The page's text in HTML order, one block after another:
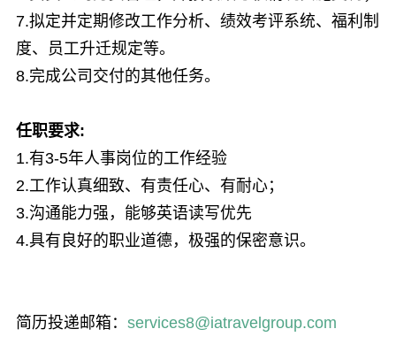
7.拟定并定期修改工作分析、绩效考评系统、福利制
度、员工升迁规定等。
8.完成公司交付的其他任务。
任职要求:
1.有3-5年人事岗位的工作经验
2.工作认真细致、有责任心、有耐心；
3.沟通能力强，能够英语读写优先
4.具有良好的职业道德，极强的保密意识。
简历投递邮箱： services8@iatravelgroup.com